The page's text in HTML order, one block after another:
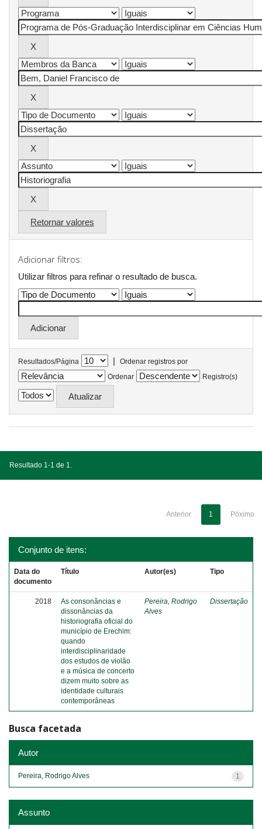
Retornar valores
Adicionar filtros:
Utilizar filtros para refinar o resultado de busca.
Resultados/Página |
Ordenar registros por
Ordenar
Registro(s)
Resultado 1-1 de 1.
Anterior 1 Póximo
Conjunto de itens:
Data do
documento
Título Autor(es) Tipo
2018
As consonâncias e
dissonâncias da
historiografia oficial do
município de Erechim:
quando
interdisciplinaridade
dos estudos de violão
e a música de concerto
dizem muito sobre as
identidade culturais
contemporâneas
Pereira, Rodrigo
Alves
Dissertação
Busca facetada
Autor
1
Pereira, Rodrigo Alves
Assunto